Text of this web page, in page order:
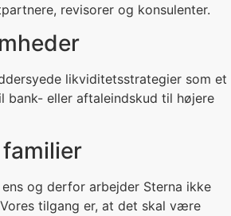
revisorer og konsulenter.
likviditetsstrategier som et
bank- eller aftaleindskud til højere
og derfor arbejder Sterna ikke
tilgang er, at det skal være